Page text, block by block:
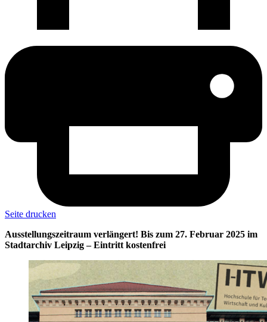
Seite drucken
Ausstellungszeitraum verlängert! Bis zum 27. Februar 2025 im
Stadtarchiv Leipzig – Eintritt kostenfrei